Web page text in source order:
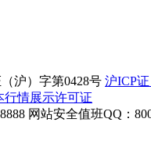
沪）字第0428号 沪ICP
行情展示许可证
网站安全值班QQ：